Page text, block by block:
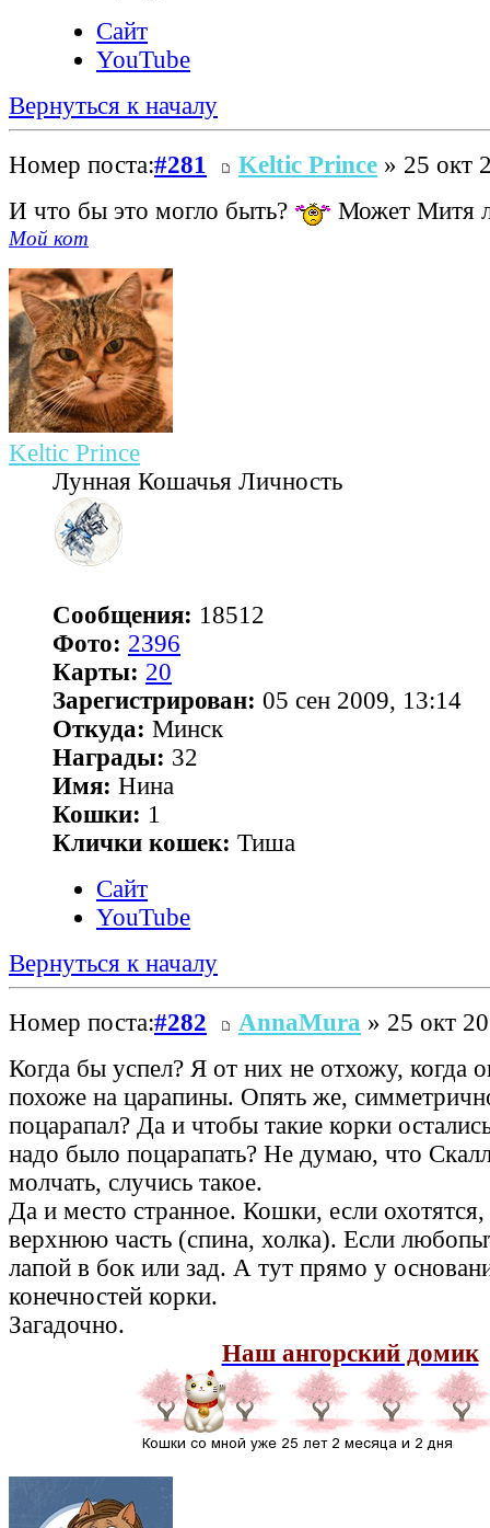
Сайт
YouTube
Вернуться к началу
Номер поста:#281 Keltic Prince » 25 окт
И что бы это могло быть?
Может Митя
Мой кот
Keltic Prince
Лунная Кошачья Личность
Сообщения: 18512
Фото: 2396
Карты: 20
Зарегистрирован: 05 сен 2009, 13:14
Откуда: Минск
Награды: 32
Имя: Нина
Кошки: 1
Клички кошек: Тиша
Сайт
YouTube
Вернуться к началу
Номер поста:#282 AnnaMura » 25 окт
Когда бы успел? Я от них не отхожу, когда
похоже на царапины. Опять же,
поцарапал? Да и чтобы такие корки
надо было поцарапать? Не думаю, что
молчать, случись такое.
Да и место странное. Кошки, если охотятся,
верхнюю часть (спина, холка). Если
лапой в бок или зад. А тут прямо у
конечностей корки.
Загадочно.
Наш ангорский домик